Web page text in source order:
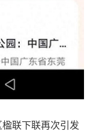
联下联再次引发